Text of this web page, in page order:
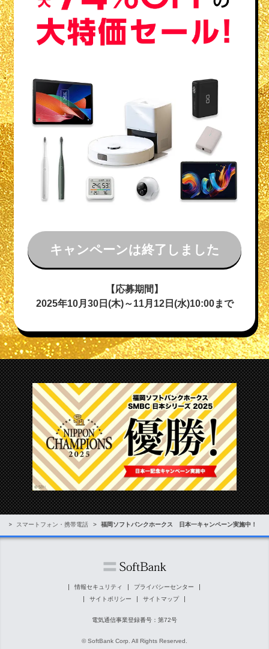
キャンペーンは終了しました
【応募期間】
2025年10月30日(木)～11月12日(水)10:00まで
スマートフォン・携帯電話 福岡ソフトバンクホークス 日本一キャンペーン実施中！
情報セキュリティ
プライバシーセンター
サイトポリシー
サイトマップ
電気通信事業登録番号：第72号
© SoftBank Corp. All Rights Reserved.